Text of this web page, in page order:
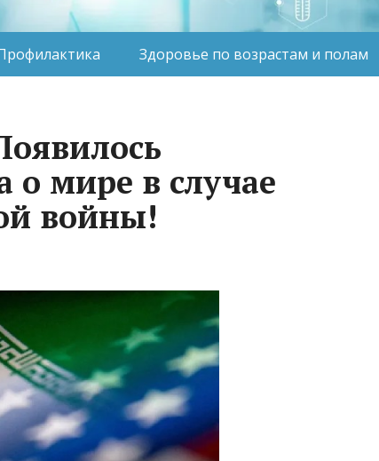
Здоровье по возрастам и полам
о мире в случае
войны!